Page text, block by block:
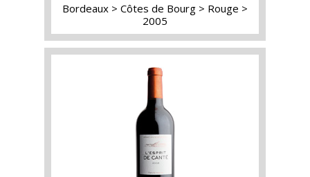
Bordeaux Côtes de Bourg
Rouge
2005